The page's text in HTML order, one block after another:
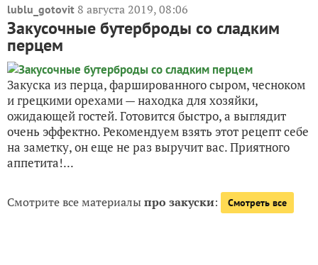
lublu_gotovit 8 августа 2019, 08:06
Закусочные бутерброды со сладким
перцем
Закуска из перца, фаршированного сыром, чесноком
и грецкими орехами — находка для хозяйки,
ожидающей гостей. Готовится быстро, а выглядит
очень эффектно. Рекомендуем взять этот рецепт себе
на заметку, он еще не раз выручит вас. Приятного
аппетита!...
Смотрите все материалыпро закуски: Смотреть все